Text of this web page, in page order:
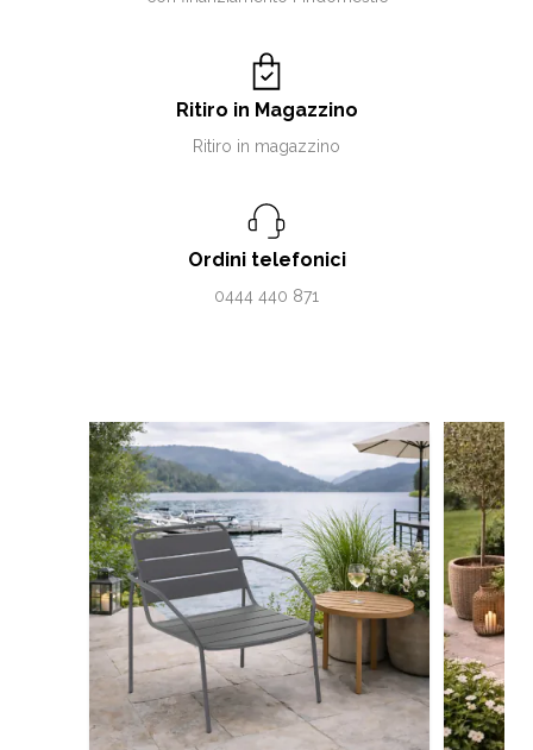
Ritiro in Magazzino
Ritiro in magazzino
Ordini telefonici
0444 440 871